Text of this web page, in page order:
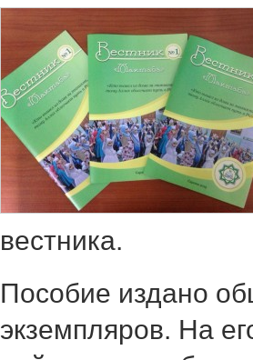
вестника.
Пособие издано
экземпляров. На